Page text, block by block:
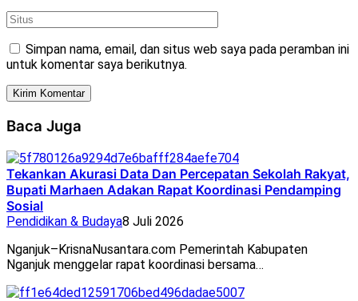
Simpan nama, email, dan situs web saya pada peramban ini
untuk komentar saya berikutnya.
Baca Juga
Tekankan Akurasi Data Dan Percepatan Sekolah Rakyat,
Bupati Marhaen Adakan Rapat Koordinasi Pendamping
Sosial
Pendidikan & Budaya8 Juli 2026
Nganjuk–KrisnaNusantara.com Pemerintah Kabupaten
Nganjuk menggelar rapat koordinasi bersama…